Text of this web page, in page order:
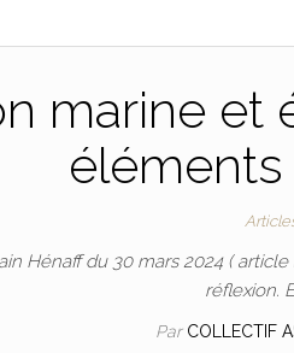
marine et
Hénaff du 30 mars 2024 (
réflexion.
Par COLLECTIF